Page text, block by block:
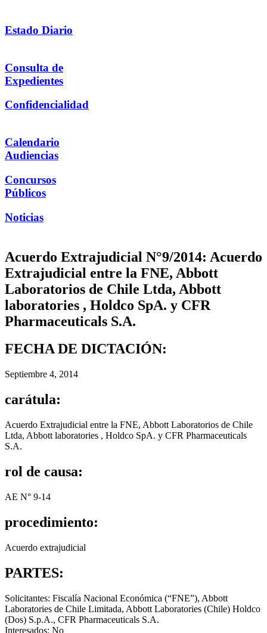
Estado Diario
Consulta de
Expedientes
Confidencialidad
Calendario
Audiencias
Concursos
Públicos
Noticias
Acuerdo Extrajudicial N°9/2014: Acuerdo
Extrajudicial entre la FNE, Abbott
Laboratorios de Chile Ltda, Abbott
laboratories , Holdco SpA. y CFR
Pharmaceuticals S.A.
FECHA DE DICTACIÓN:
Septiembre 4, 2014
carátula:
Acuerdo Extrajudicial entre la FNE, Abbott Laboratorios de Chile
Ltda, Abbott laboratories , Holdco SpA. y CFR Pharmaceuticals
S.A.
rol de causa:
AE N° 9-14
procedimiento:
Acuerdo extrajudicial
PARTES:
Solicitantes: Fiscalía Nacional Económica (“FNE”), Abbott
Laboratories de Chile Limitada, Abbott Laboratories (Chile) Holdco
(Dos) S.p.A., CFR Pharmaceuticals S.A.
Interesados: No